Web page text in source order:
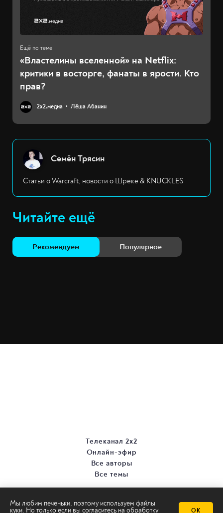
«Властелины вселенной» на Netflix:
критики в восторге, фанаты в ярости. Кто
прав?
2х2.медиа Лёша Абанин
Семён Трясин
Статьи о Warcraft, новости о Шреке & KNUCKLES
Читайте ещё
Рекомендуем Популярное
Мы любим печеньки, поэтому используем файлы
куки. Но только если вы согласитесь на обработку ОК
Телеканал 2х2
Онлайн-эфир
Все авторы
Все темы